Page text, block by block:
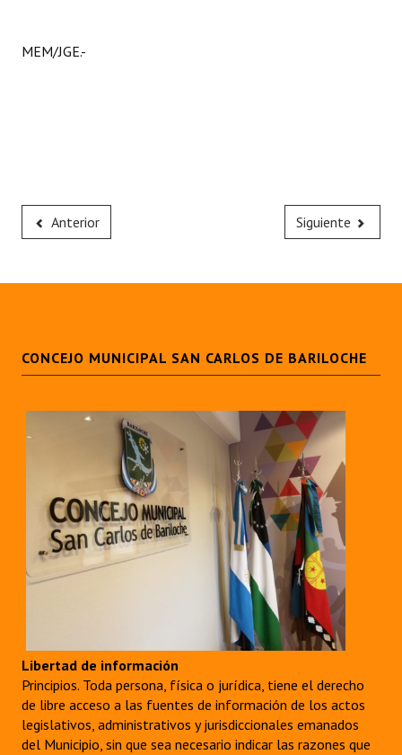
MEM/JGE.-
Anterior Siguiente
CONCEJO MUNICIPAL SAN CARLOS DE BARILOCHE
Libertad de información
Principios. Toda persona, física o jurídica, tiene el derecho
de libre acceso a las fuentes de información de los actos
legislativos, administrativos y jurisdiccionales emanados
del Municipio, sin que sea necesario indicar las razones que